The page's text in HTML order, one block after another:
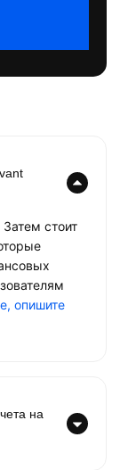
стоит
опишите
на